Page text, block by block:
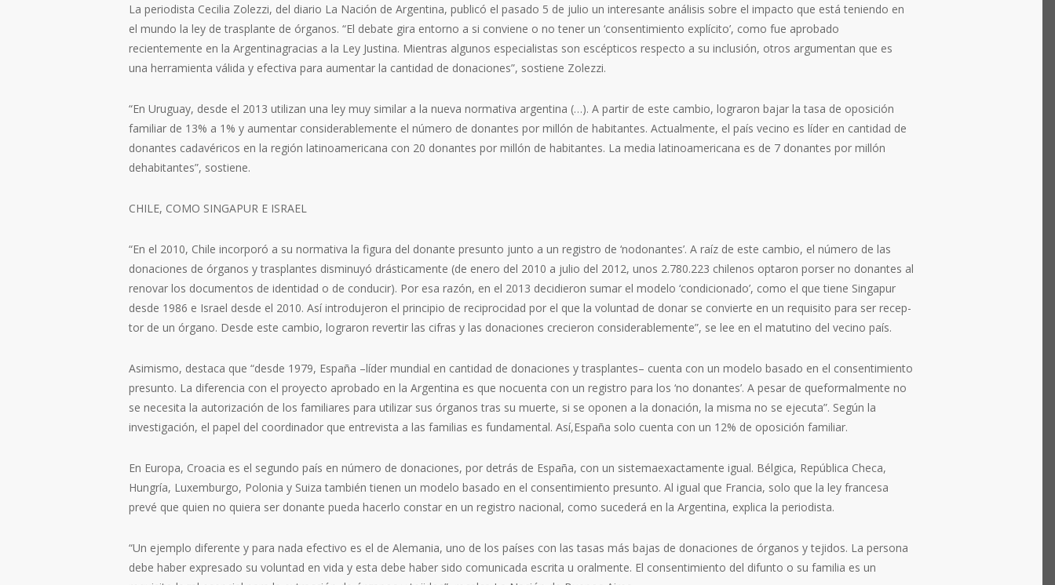
La periodista Cecilia Zolezzi, del diario La Nación de Argen­tina, publicó el pasado 5 de julio un interesante análi­sis sobre el impacto que está teniendo en
el mundo la ley de trasplante de órganos. “El debate gira entorno a si con­viene o no tener un ‘consen­timiento explícito’, como fue aprobado
recientemente en la Argentinagracias a la Ley Justina. Mientras algunos especialistas son escépticos respecto a su inclusión, otros argumentan que es
una herra­mienta válida y efectiva para aumentar la cantidad de dona­ciones”, sostiene Zolezzi.
“En Uruguay, desde el 2013 utilizan una ley muy similar a la nueva normativa argentina (…). A partir de este cambio, lograron bajar la tasa de opo­sición
familiar de 13% a 1% y aumentar considerablemente el número de donantes por millón de habitantes. Actual­mente, el país vecino es líder en cantidad de
donantes cada­véricos en la región latinoa­mericana con 20 donantes por millón de habitantes. La media latinoamericana es de 7 donan­tes por millón
dehabitantes”, sostiene.
CHILE, COMO SINGAPUR E ISRAEL
“En el 2010, Chile incorporó a su normativa la figura del donante presunto junto a un registro de ‘nodonantes’. A raíz de este cambio, el número de las
donaciones de órganos y tras­plantes disminuyó drástica­mente (de enero del 2010 a julio del 2012, unos 2.780.223 chile­nos optaron porser no donan­tes al
renovar los documentos de identidad o de conducir). Por esa razón, en el 2013 decidie­ron sumar el modelo ‘condicio­nado’, como el que tiene Singa­pur
desde 1986 e Israel desde el 2010. Así introdujeron el princi­pio de reciprocidad por el que la voluntad de donar se convierte en un requisito para ser recep­
tor de un órgano. Desde este cambio, lograron revertir las cifras y las donaciones crecie­ron considerablemente”, se lee en el matutino del vecino país.
Asimismo, destaca que “desde 1979, España –líder mundial en cantidad de donaciones y tras­plantes– cuenta con un modelo basado en el consentimiento
presunto. La diferencia con el proyecto aprobado en la Argen­tina es que nocuenta con un registro para los ‘no donantes’. A pesar de queformalmente no
se necesita la autorización de los familiares para utilizar sus órganos tras su muerte, si se oponen a la donación, la misma no se ejecuta”. Según la
investi­gación, el papel del coordinador que entrevista a las familias es fundamental. Así,España solo cuenta con un 12% de oposición familiar.
En Europa, Croacia es el segundo país en número de donaciones, por detrás de España, con un sistemaexacta­mente igual. Bélgica, República Checa,
Hungría, Luxemburgo, Polonia y Suiza también tienen un modelo basado en el consen­timiento presunto. Al igual que Francia, solo que la ley francesa
prevé que quien no quiera ser donante pueda hacerlo cons­tar en un registro nacional, como sucederá en la Argentina, explica la periodista.
“Un ejemplo diferente y para nada efectivo es el de Alema­nia, uno de los países con las tasas más bajas de donacio­nes de órganos y tejidos. La persona
debe haber expre­sado su voluntad en vida y esta debe haber sido comunicada escrita u oralmente. El consen­timiento del difunto o su fami­lia es un